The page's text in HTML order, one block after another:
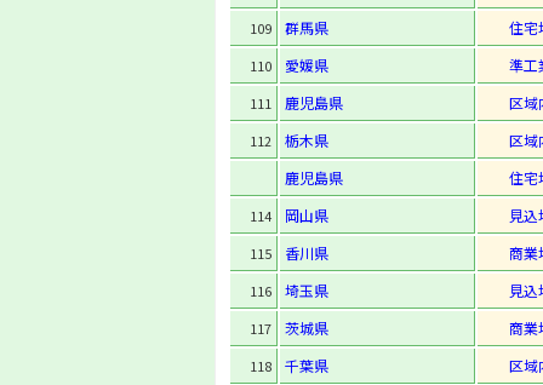
109 群馬県 住宅
110 愛媛県 準工
111 鹿児島県 区域
112 栃木県
区域
鹿児島県
住宅
114 岡山県 見込
115 香川県 商業
116 埼玉県 見込
117 茨城県 商業
118 千葉県
区域